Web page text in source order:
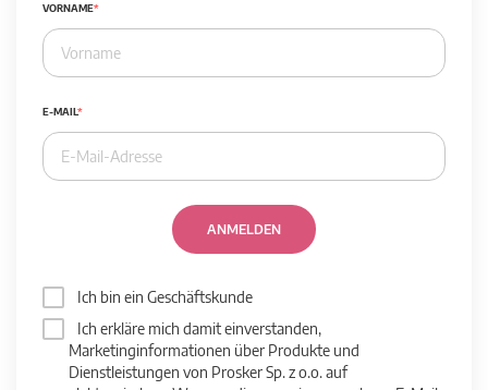
VORNAME
E-MAIL
ANMELDEN
Ich bin ein Geschäftskunde
Ich erkläre mich damit einverstanden,
Marketinginformationen über Produkte und
Dienstleistungen von Prosker Sp. z o.o. auf